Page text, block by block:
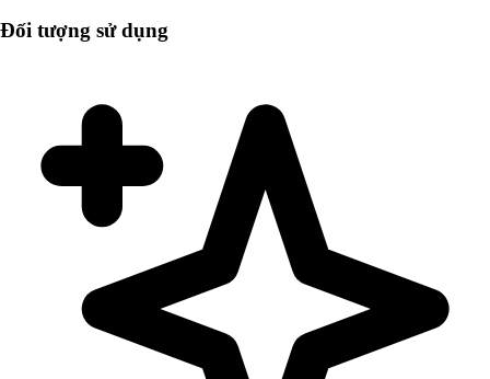
Đối tượng sử dụng